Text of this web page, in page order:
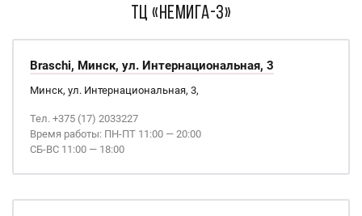
ТЦ «Немига-3»
Braschi, Минск, ул. Интернациональная, 3
Минск, ул. Интернациональная, 3,
Тел. +375 (17) 2033227
Время работы: ПН-ПТ 11:00 — 20:00
СБ-ВС 11:00 — 18:00